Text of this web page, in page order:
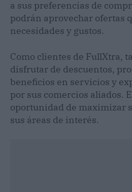
a sus preferencias de
podrán aprovechar ofertas
necesidades y gustos.
Como clientes de FullXtra,
disfrutar de descuentos,
beneficios en servicios y
por sus comercios aliados.
oportunidad de maximizar
sus áreas de interés.